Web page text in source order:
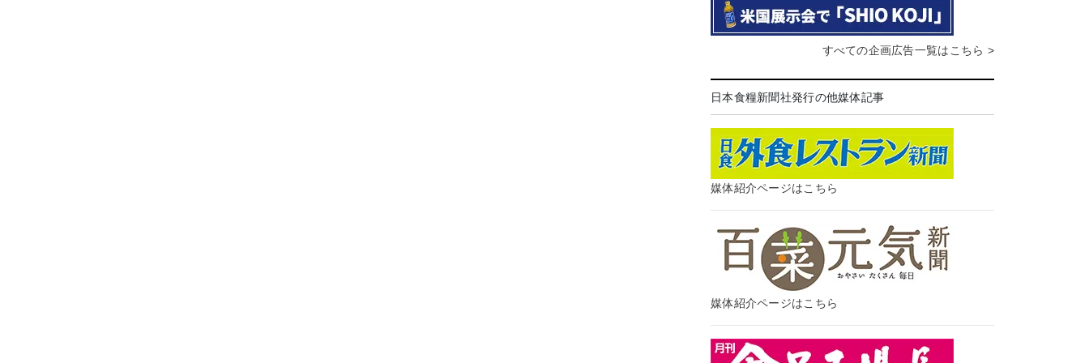
すべての企画広告一覧はこちら >
日本食糧新聞社発行の他媒体記事
媒体紹介ページはこちら
媒体紹介ページはこちら